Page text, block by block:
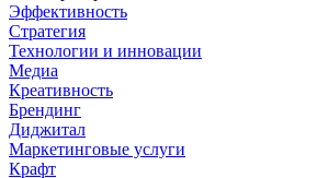
Эффективность
Стратегия
Технологии и инновации
Медиа
Креативность
Брендинг
Диджитал
Маркетинговые услуги
Крафт